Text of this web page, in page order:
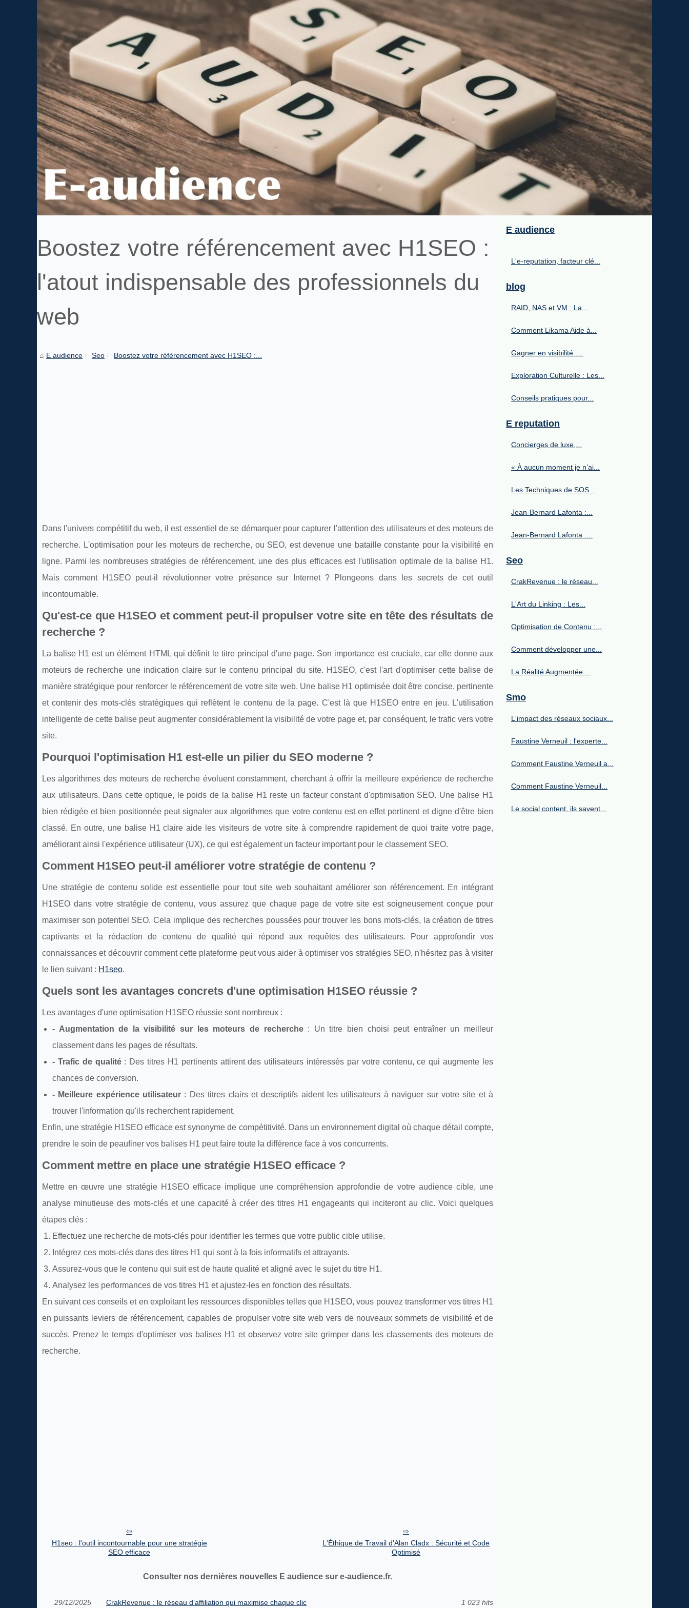
Boostez votre référencement avec H1SEO :
l'atout indispensable des professionnels du
web
E audience Seo Boostez votre référencement avec H1SEO :...
Dans l'univers compétitif du web, il est essentiel de se démarquer pour capturer l'attention des utilisateurs et des moteurs de
recherche. L'optimisation pour les moteurs de recherche, ou SEO, est devenue une bataille constante pour la visibilité en
ligne. Parmi les nombreuses stratégies de référencement, une des plus efficaces est l'utilisation optimale de la balise H1.
Mais comment H1SEO peut-il révolutionner votre présence sur Internet ? Plongeons dans les secrets de cet outil
incontournable.
Qu'est-ce que H1SEO et comment peut-il propulser votre site en tête des résultats de
recherche ?
La balise H1 est un élément HTML qui définit le titre principal d'une page. Son importance est cruciale, car elle donne aux
moteurs de recherche une indication claire sur le contenu principal du site. H1SEO, c'est l'art d'optimiser cette balise de
manière stratégique pour renforcer le référencement de votre site web. Une balise H1 optimisée doit être concise, pertinente
et contenir des mots-clés stratégiques qui reflètent le contenu de la page. C'est là que H1SEO entre en jeu. L'utilisation
intelligente de cette balise peut augmenter considérablement la visibilité de votre page et, par conséquent, le trafic vers votre
site.
Pourquoi l'optimisation H1 est-elle un pilier du SEO moderne ?
Les algorithmes des moteurs de recherche évoluent constamment, cherchant à offrir la meilleure expérience de recherche
aux utilisateurs. Dans cette optique, le poids de la balise H1 reste un facteur constant d'optimisation SEO. Une balise H1
bien rédigée et bien positionnée peut signaler aux algorithmes que votre contenu est en effet pertinent et digne d'être bien
classé. En outre, une balise H1 claire aide les visiteurs de votre site à comprendre rapidement de quoi traite votre page,
améliorant ainsi l'expérience utilisateur (UX), ce qui est également un facteur important pour le classement SEO.
Comment H1SEO peut-il améliorer votre stratégie de contenu ?
Une stratégie de contenu solide est essentielle pour tout site web souhaitant améliorer son référencement. En intégrant
H1SEO dans votre stratégie de contenu, vous assurez que chaque page de votre site est soigneusement conçue pour
maximiser son potentiel SEO. Cela implique des recherches poussées pour trouver les bons mots-clés, la création de titres
captivants et la rédaction de contenu de qualité qui répond aux requêtes des utilisateurs. Pour approfondir vos
connaissances et découvrir comment cette plateforme peut vous aider à optimiser vos stratégies SEO, n'hésitez pas à visiter
le lien suivant : H1seo.
Quels sont les avantages concrets d'une optimisation H1SEO réussie ?
Les avantages d'une optimisation H1SEO réussie sont nombreux :
- Augmentation de la visibilité sur les moteurs de recherche: Un titre bien choisi peut entraîner un meilleur
classement dans les pages de résultats.
- Trafic de qualité: Des titres H1 pertinents attirent des utilisateurs intéressés par votre contenu, ce qui augmente les
chances de conversion.
- Meilleure expérience utilisateur : Des titres clairs et descriptifs aident les utilisateurs à naviguer sur votre site et à
trouver l'information qu'ils recherchent rapidement.
Enfin, une stratégie H1SEO efficace est synonyme de compétitivité. Dans un environnement digital où chaque détail compte,
prendre le soin de peaufiner vos balises H1 peut faire toute la différence face à vos concurrents.
Comment mettre en place une stratégie H1SEO efficace ?
Mettre en œuvre une stratégie H1SEO efficace implique une compréhension approfondie de votre audience cible, une
analyse minutieuse des mots-clés et une capacité à créer des titres H1 engageants qui inciteront au clic. Voici quelques
étapes clés :
Effectuez une recherche de mots-clés pour identifier les termes que votre public cible utilise.
Intégrez ces mots-clés dans des titres H1 qui sont à la fois informatifs et attrayants.
Assurez-vous que le contenu qui suit est de haute qualité et aligné avec le sujet du titre H1.
Analysez les performances de vos titres H1 et ajustez-les en fonction des résultats.
En suivant ces conseils et en exploitant les ressources disponibles telles que H1SEO, vous pouvez transformer vos titres H1
en puissants leviers de référencement, capables de propulser votre site web vers de nouveaux sommets de visibilité et de
succès. Prenez le temps d'optimiser vos balises H1 et observez votre site grimper dans les classements des moteurs de
recherche.
H1seo : l'outil incontournable pour une stratégie
SEO efficace
L'Éthique de Travail d'Alan Cladx : Sécurité et Code
Optimisé
Consulter nos dernières nouvelles E audience sur e-audience.fr.
29/12/2025 CrakRevenue : le réseau d’affiliation qui maximise chaque clic 1 023 hits
E audience
L'e-reputation, facteur clé...
blog
RAID, NAS et VM : La...
Comment Likama Aide à...
Gagner en visibilité :...
Exploration Culturelle : Les...
Conseils pratiques pour...
E reputation
Concierges de luxe,...
« À aucun moment je n’ai...
Les Techniques de SOS...
Jean-Bernard Lafonta :...
Jean-Bernard Lafonta :...
Seo
CrakRevenue : le réseau...
L'Art du Linking : Les...
Optimisation de Contenu :...
Comment développer une...
La Réalité Augmentée:...
Smo
L'impact des réseaux sociaux...
Faustine Verneuil : l'experte...
Comment Faustine Verneuil a...
Comment Faustine Verneuil...
Le social content, ils savent...